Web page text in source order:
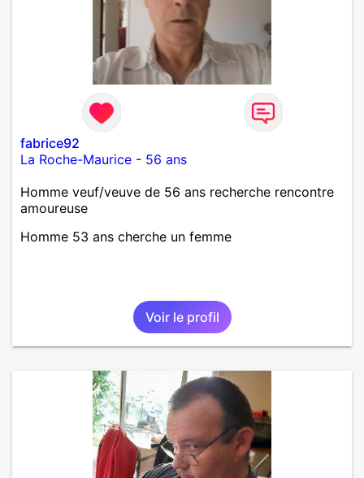
fabrice92
La Roche-Maurice - 56 ans
Homme veuf/veuve de 56 ans recherche rencontre
amoureuse
Homme 53 ans cherche un femme
Voir le profil